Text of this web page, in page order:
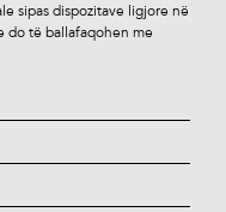
sipas dispozitave ligjore në
do të ballafaqohen me